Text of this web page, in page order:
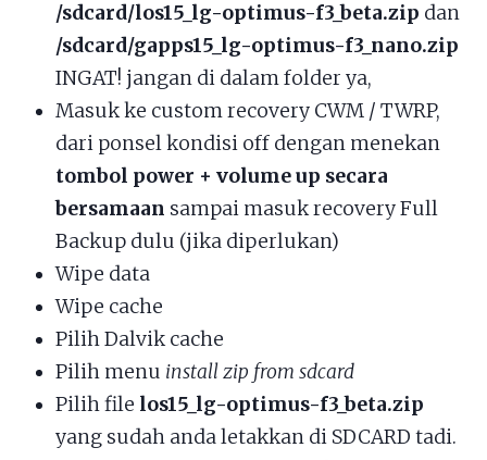
/sdcard/los15_lg-optimus-f3_beta.zip dan
/sdcard/gapps15_lg-optimus-f3_nano.zip
INGAT! jangan di dalam folder ya,
Masuk ke custom recovery CWM / TWRP,
dari ponsel kondisi off dengan menekan
tombol power + volume up secara
bersamaan sampai masuk recovery Full
Backup dulu (jika diperlukan)
Wipe data
Wipe cache
Pilih Dalvik cache
Pilih menu install zip from sdcard
Pilih file los15_lg-optimus-f3_beta.zip
yang sudah anda letakkan di SDCARD tadi.